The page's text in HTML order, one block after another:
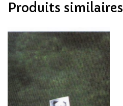
Produits similaires